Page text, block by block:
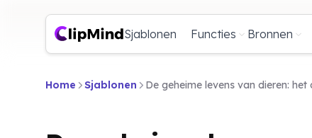
Sjablonen Functies Bronnen
Home Sjablonen De geheime levens van dieren: